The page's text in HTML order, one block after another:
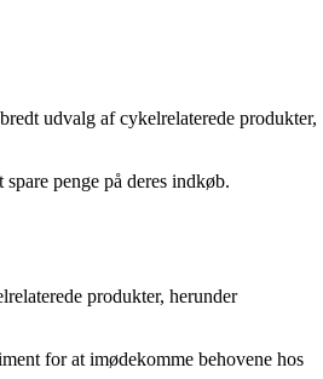
udvalg af cykelrelaterede produkter,
penge på deres indkøb.
produkter, herunder
for at imødekomme behovene hos